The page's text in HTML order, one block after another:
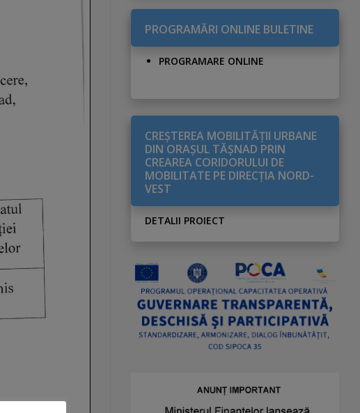
PROGRAMĂRI ONLINE BULETINE
PROGRAMARE ONLINE
CREŞTEREA MOBILITĂŢII URBANE
DIN ORAŞUL TĂŞNAD PRIN
CREAREA CORIDORULUI DE
MOBILITATE PE DIRECŢIA NORD-
VEST
DETALII PROIECT